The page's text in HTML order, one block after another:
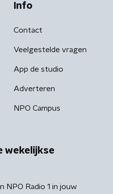
Info
Contact
Veelgestelde vragen
App de studio
Adverteren
NPO Campus
wekelijkse
NPO Radio 1 in jouw